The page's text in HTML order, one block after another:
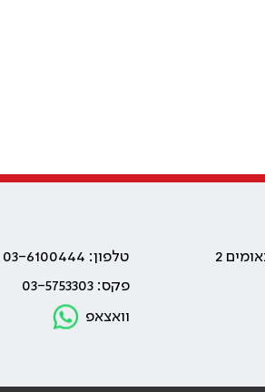
טלפון: 03-6100444
פקס: 03-5753303
וואצאפ